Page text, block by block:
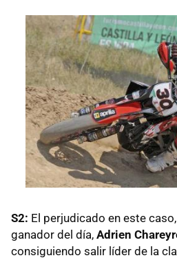
S2: El perjudicado en este caso,
ganador del día, Adrien
consiguiendo salir líder de la